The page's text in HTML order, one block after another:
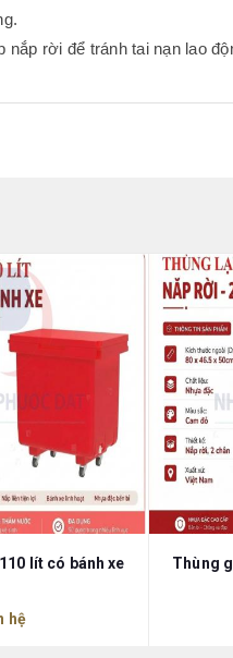
rời để tránh tai nạn lao
lít có bánh xe
hệ
Thùng